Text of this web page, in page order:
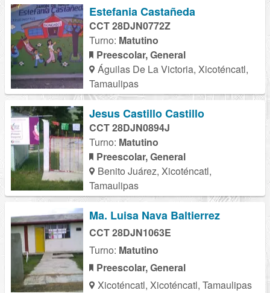
Estefania Castañeda
CCT 28DJN0772Z
Turno: Matutino
Preescolar, General
Águilas De La Victoria, Xicoténcatl,
Tamaulipas
Jesus Castillo Castillo
CCT 28DJN0894J
Turno: Matutino
Preescolar, General
Benito Juárez, Xicoténcatl,
Tamaulipas
Ma. Luisa Nava Baltierrez
CCT 28DJN1063E
Turno: Matutino
Preescolar, General
Xicoténcatl, Xicoténcatl, Tamaulipas